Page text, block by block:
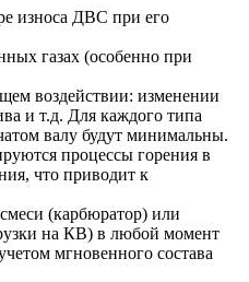
износа ДВС при его
газах (особенно при
воздействии: изменении
и т.д. Для каждого типа
валу будут минимальны.
процессы горения в
что приводит к
(карбюратор) или
на КВ) в любой момент
мгновенного состава